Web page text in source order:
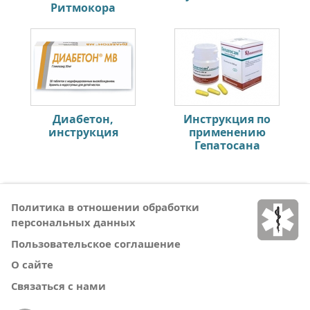
Ритмокора
Диабетон,
инструкция
Инструкция по
применению
Гепатосана
Политика в отношении обработки
персональных данных
Пользовательское соглашение
О сайте
Связаться с нами